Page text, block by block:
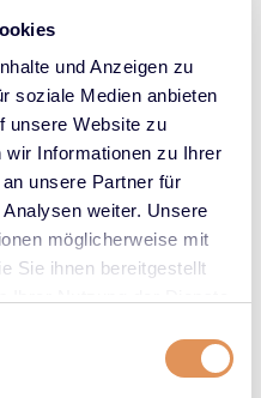
und Anzeigen zu
soziale Medien anbieten
unsere Website zu
wir Informationen zu Ihrer
unsere Partner für
weiter. Unsere
möglicherweise mit
Sie ihnen bereitgestellt
€24.95